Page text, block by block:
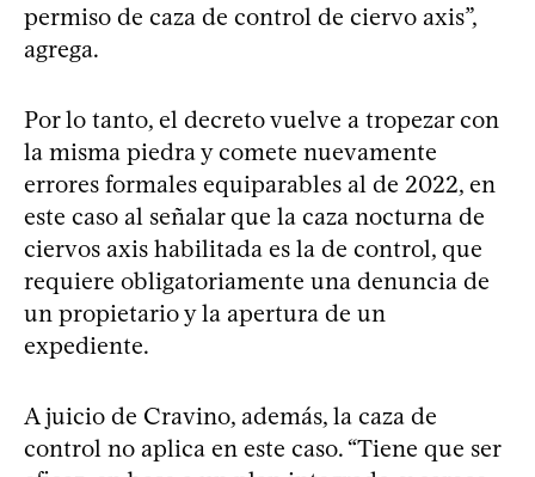
permiso de caza de control de ciervo axis”,
agrega.
Por lo tanto, el decreto vuelve a tropezar con
la misma piedra y comete nuevamente
errores formales equiparables al de 2022, en
este caso al señalar que la caza nocturna de
ciervos axis habilitada es la de control, que
requiere obligatoriamente una denuncia de
un propietario y la apertura de un
expediente.
A juicio de Cravino, además, la caza de
control no aplica en este caso. “Tiene que ser